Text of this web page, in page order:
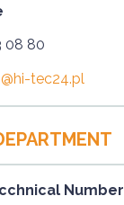
08 80
tec24.pl
Number